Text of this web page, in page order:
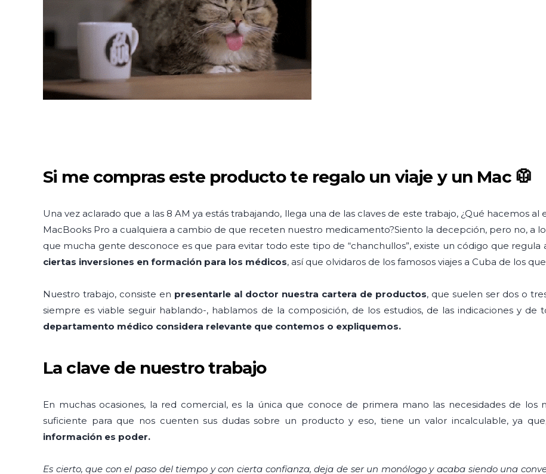
Si me compras este producto te regalo un viaje y un Mac 🥼
Una vez aclarado que a las 8 AM ya estás trabajando, llega una de las claves de este trabajo, ¿Qué hacemos
MacBooks Pro a cualquiera a cambio de que receten nuestro medicamento?Siento la decepción, pero no, a
que mucha gente desconoce es que para evitar todo este tipo de “chanchullos”, existe un código que regula
ciertas inversiones en formación para los médicos, así que olvidaros de los famosos viajes a Cuba de los
Nuestro trabajo, consiste en presentarle al doctor nuestra cartera de productos, que suelen ser dos o
siempre es viable seguir hablando-, hablamos de la composición, de los estudios, de las indicaciones y de
departamento médico considera relevante que contemos o expliquemos.
La clave de nuestro trabajo
En muchas ocasiones, la red comercial, es la única que conoce de primera mano las necesidades de los
suficiente para que nos cuenten sus dudas sobre un producto y eso, tiene un valor incalculable, ya
información es poder.
Es cierto, que con el paso del tiempo y con cierta confianza, deja de ser un monólogo y acaba siendo una